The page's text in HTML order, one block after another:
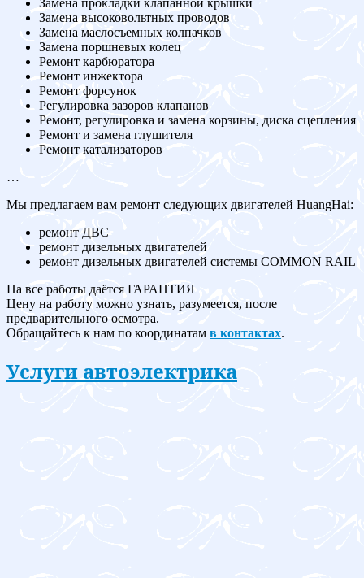
Замена прокладки клапанной крышки
Замена высоковольтных проводов
Замена маслосъемных колпачков
Замена поршневых колец
Ремонт карбюратора
Ремонт инжектора
Ремонт форсунок
Регулировка зазоров клапанов
Ремонт, регулировка и замена корзины, диска сцепления
Ремонт и замена глушителя
Ремонт катализаторов
…
Мы предлагаем вам ремонт следующих двигателей HuangHai:
ремонт ДВС
ремонт дизельных двигателей
ремонт дизельных двигателей системы COMMON RAIL
На все работы даётся ГАРАНТИЯ
Цену на работу можно узнать, разумеется, после
предварительного осмотра.
Обращайтесь к нам по координатам в контактах.
Услуги автоэлектрика